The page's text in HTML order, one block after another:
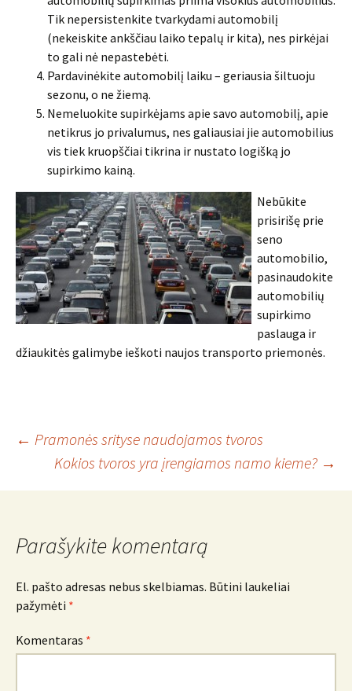
Tik nepersistenkite tvarkydami automobilį
(nekeiskite ankščiau laiko tepalų ir kita), nes pirkėjai
to gali nė nepastebėti.
Pardavinėkite automobilį laiku – geriausia šiltuoju
sezonu, o ne žiemą.
Nemeluokite supirkėjams apie savo automobilį, apie
netikrus jo privalumus, nes galiausiai jie automobilius
vis tiek kruopščiai tikrina ir nustato logišką jo
supirkimo kainą.
Nebūkite
prisirišę prie
seno
automobilio,
pasinaudokite
automobilių
supirkimo
paslauga ir
džiaukitės galimybe ieškoti naujos transporto priemonės.
Įrašo
navigacija
← Pramonės srityse naudojamos tvoros
Kokios tvoros yra įrengiamos namo kieme? →
Parašykite komentarą
El. pašto adresas nebus skelbiamas. Būtini laukeliai
pažymėti *
Komentaras *